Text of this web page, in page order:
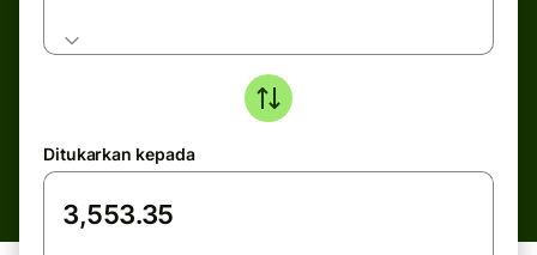
Ditukarkan kepada